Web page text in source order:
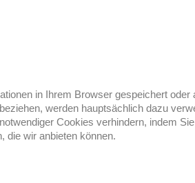
in Ihrem Browser gespeichert
werden hauptsächlich dazu
Cookies verhindern, indem
die wir anbieten können.